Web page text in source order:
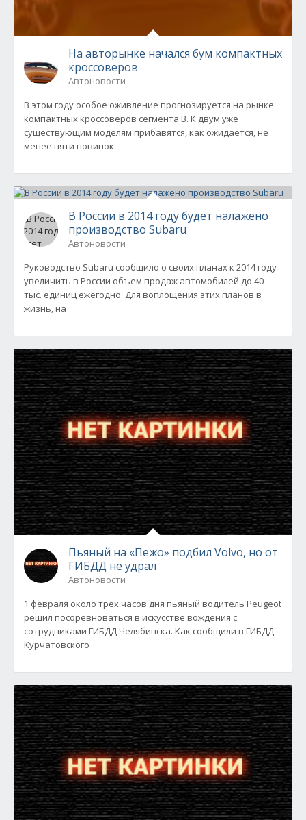
На авторынке начался бум компактных
кроссоверов
Автоновости
В этом году особое оживление прогнозируется на рынке
компактных кроссоверов сегмента B. К двум уже
существующим моделям прибавятся, как ожидается, не
менее пяти новинок.
В России в 2014 году будет налажено
производство Subaru
Автоновости
Руководство Subaru сообщило о своих планах к 2014 году
увеличить в России объем продаж автомобилей до 40
тыс. единиц ежегодно. Для воплощения этих планов в
жизнь, на
Пьяный на «Пежо» подбил Volvo, но от
ГИБДД не удрал
Автоновости
1 февраля около трех часов дня пьяный водитель Peugeot
решил посоревноваться в искусстве вождения с
сотрудниками ГИБДД Челябинска. Как сообщили в ГИБДД
Курчатовского